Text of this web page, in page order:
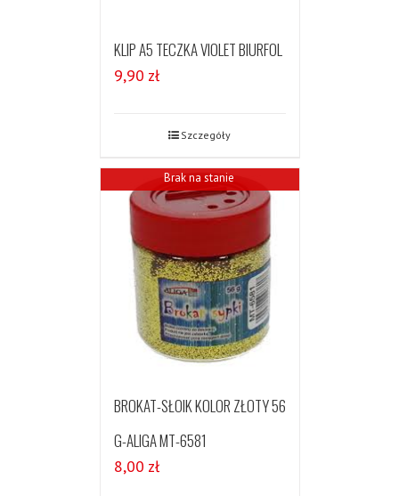
KLIP A5 TECZKA VIOLET BIURFOL
9,90 zł
Szczegóły
Brak na stanie
BROKAT-SŁOIK KOLOR ZŁOTY 56
G-ALIGA MT-6581
8,00 zł